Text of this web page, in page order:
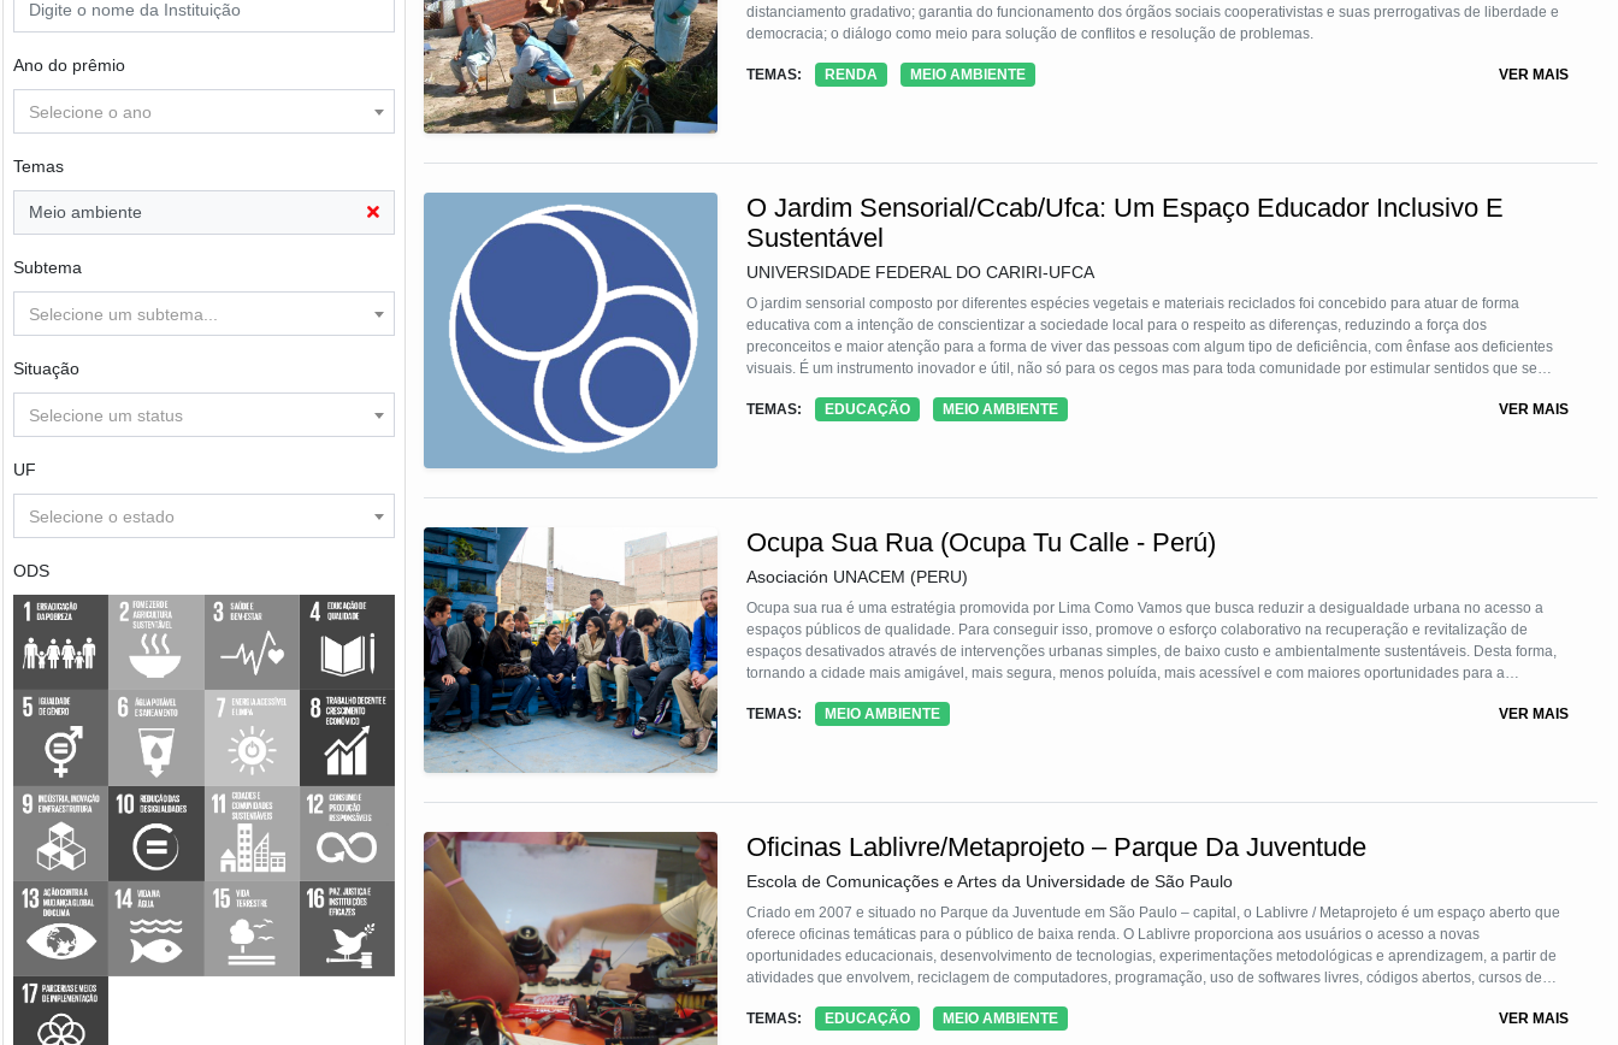
Ano do prêmio
Selecione o ano
Temas
Meio ambiente
Subtema
Selecione um subtema...
Situação
Selecione um status
UF
Selecione o estado
ODS
distanciamento gradativo; garantia do funcionamento dos órgãos sociais cooperativistas e suas prerrogativas de liberdade e
democracia; o diálogo como meio para solução de conflitos e resolução de problemas.
TEMAS: RENDA MEIO AMBIENTE VER MAIS
O Jardim Sensorial/Ccab/Ufca: Um Espaço Educador Inclusivo E
Sustentável
UNIVERSIDADE FEDERAL DO CARIRI-UFCA
O jardim sensorial composto por diferentes espécies vegetais e materiais reciclados foi concebido para atuar de forma
educativa com a intenção de conscientizar a sociedade local para o respeito as diferenças, reduzindo a força dos
preconceitos e maior atenção para a forma de viver das pessoas com algum tipo de deficiência, com ênfase aos deficientes
visuais. É um instrumento inovador e útil, não só para os cegos mas para toda comunidade por estimular sentidos que se
educação ambiental e por isso foi construído para incentivar ao uso e manejo correto do meio ambiente.
TEMAS: EDUCAÇÃO MEIO AMBIENTE VER MAIS
Ocupa Sua Rua (Ocupa Tu Calle - Perú)
Asociación UNACEM (PERU)
Ocupa sua rua é uma estratégia promovida por Lima Como Vamos que busca reduzir a desigualdade urbana no acesso a
espaços públicos de qualidade. Para conseguir isso, promove o esforço colaborativo na recuperação e revitalização de
espaços desativados através de intervenções urbanas simples, de baixo custo e ambientalmente sustentáveis. Desta forma,
tornando a cidade mais amigável, mais segura, menos poluída, mais acessível e com maiores oportunidades para a
TEMAS:
MEIO AMBIENTE VER MAIS
Oficinas Lablivre/Metaprojeto – Parque Da Juventude
Escola de Comunicações e Artes da Universidade de São Paulo
Criado em 2007 e situado no Parque da Juventude em São Paulo – capital, o Lablivre / Metaprojeto é um espaço aberto que
oferece oficinas temáticas para o público de baixa renda. O Lablivre proporciona aos usuários o acesso a novas
oportunidades educacionais, desenvolvimento de tecnologias, experimentações metodológicas e aprendizagem, a partir de
atividades que envolvem, reciclagem de computadores, programação, uso de softwares livres, códigos abertos, cursos de
TEMAS:
EDUCAÇÃO MEIO AMBIENTE VER MAIS